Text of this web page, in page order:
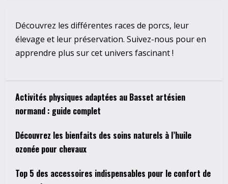
Découvrez les différentes races de porcs, leur
élevage et leur préservation. Suivez-nous pour en
apprendre plus sur cet univers fascinant !
Activités physiques adaptées au Basset artésien
normand : guide complet
Découvrez les bienfaits des soins naturels à l’huile
ozonée pour chevaux
Top 5 des accessoires indispensables pour le confort de